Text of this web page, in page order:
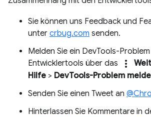
Sie können uns Feedback und
unter crbug.com senden.
Melden Sie ein DevTools-
Entwicklertools über das
more_vert
Hilfe > DevTools-Problem
Senden Sie einen Tweet an
Hinterlassen Sie Kommentare in